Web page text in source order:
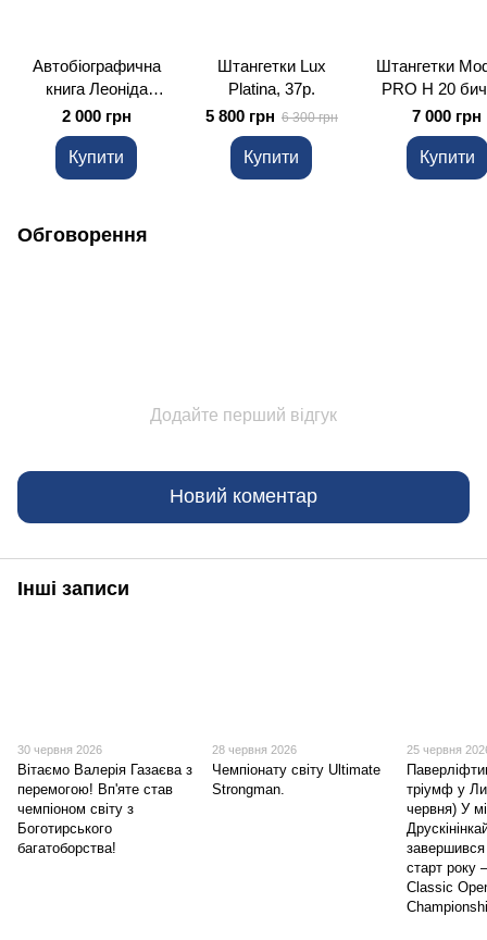
Автобіографична
книга Леоніда
Жаботинського "На
Вершині Олімпу"
2 000 грн
Купити
Штангетки Lux
Platina, 37р.
5 800 грн 6 300 грн
Купити
Штангетки
PRO H 20
кров 42 р.
7 000 грн
Купити
Обговорення
Додайте перший відгук
Новий коментар
Інші записи
30 червня 2026
Вітаємо Валерія Газаєва з
перемогою! Вп'яте став
чемпіоном світу з
Боготирського
багатоборства!
28 червня 2026
Чемпіонату світу Ultimate
Strongman.
25 червня
тріумф у
червня) У
старт року
Classic